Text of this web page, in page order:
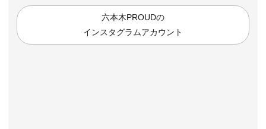
六本木PROUDの
インスタグラムアカウント